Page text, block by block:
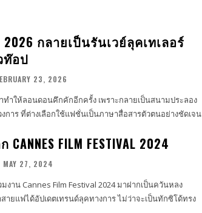
2026 กลายเป็นรันเวย์ลุคเทเลอร์
ท๊อป
23, 2026
ทำให้ลอนดอนคึกคักอีกครั้ง เพราะกลายเป็นสนามประลอง
าร ที่ต่างเลือกใช้แฟชั่นเป็นภาษาสื่อสารตัวตนอย่างชัดเจน
FILM FESTIVAL 2024
MAY 27, 2024
งาน Cannes Film Festival 2024 มาฝากเป็นควันหลง
ายแฟได้อัปเดตเทรนด์ลุคทางการ ไม่ว่าจะเป็นทักซิโด้ทรง